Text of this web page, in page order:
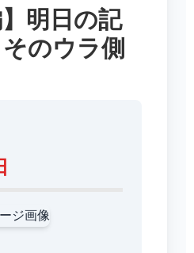
】明日の記
のウラ側